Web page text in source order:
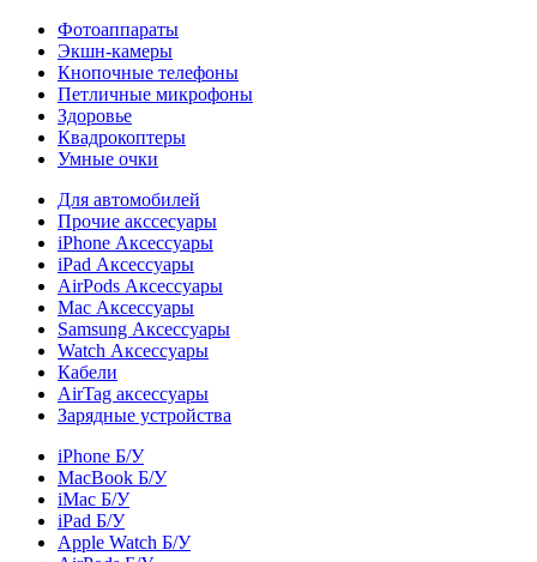
Фотоаппараты
Экшн-камеры
Кнопочные телефоны
Петличные микрофоны
Здоровье
Квадрокоптеры
Умные очки
Для автомобилей
Прочие акссесуары
iPhone Аксессуары
iPad Аксессуары
AirPods Аксессуары
Mac Аксессуары
Samsung Аксессуары
Watch Аксессуары
Кабели
AirTag аксессуары
Зарядные устройства
iPhone Б/У
MacBook Б/У
iMac Б/У
iPad Б/У
Apple Watch Б/У